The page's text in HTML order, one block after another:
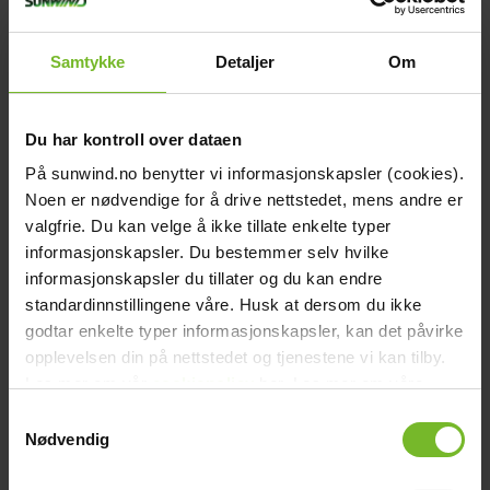
Samtykke Detaljer Om
Du har kontroll over dataen
På sunwind.no benytter vi informasjonskapsler (cookies).
Noen er nødvendige for å drive nettstedet, mens andre er
valgfrie. Du kan velge å ikke tillate enkelte typer
informasjonskapsler. Du bestemmer selv hvilke
informasjonskapsler du tillater og du kan endre
standardinnstillingene våre. Husk at dersom du ikke
godtar enkelte typer informasjonskapsler, kan det påvirke
opplevelsen din på nettstedet og tjenestene vi kan tilby.
Nødvendig
Reservdelar - Grill Urnorsk
Reservdelar - Energi
Reservdelar - Vatten chevron_right
Reservdelar - Wallas chevron_right
close
chevron_left Tillbaka till huvudmenyn Se alla
Energi chevron_right
Kök & Gasol chevron_right
chevron_right
Startsida
Ofta ställda frågor
Kök och gasol
släpper knappen?
Båt och caravan
Grill och trädgård
Kök och
Gasol Toalett Vatten